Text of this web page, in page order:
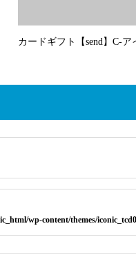
カードギフト【send】C-ア
wp-content/themes/